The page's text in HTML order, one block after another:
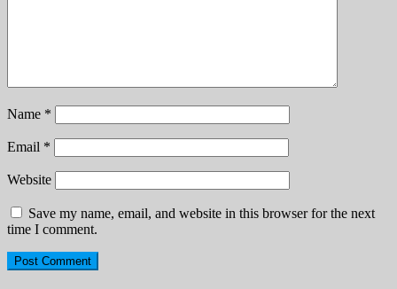
Name *
Email *
Website
Save my name, email, and website in this browser for the next
time I comment.